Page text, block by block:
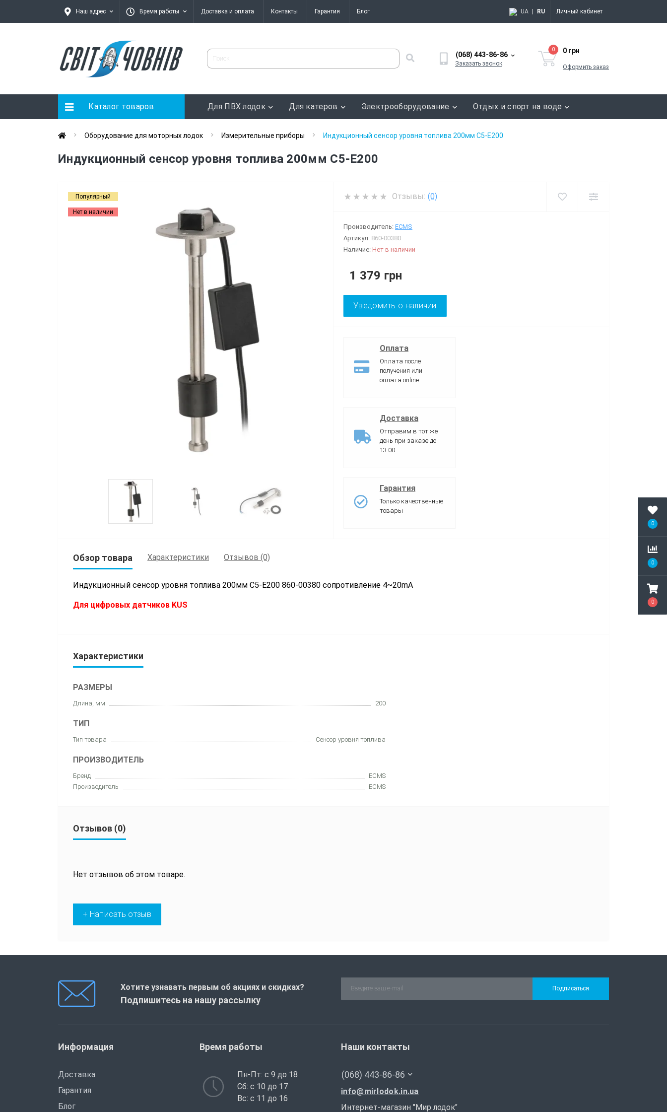
0
0
0
Наш адрес Время работы Доставка и оплата Контакты Гарантия Блог UA RU Личный кабинет
(068) 443-86-86
Заказать звонок
0 0 грн
Оформить заказ
Каталог товаров Для ПВХ лодок Для катеров Электрооборудование Отдых и спорт на воде
Оборудование для моторных лодок Измерительные приборы Индукционный сенсор уровня топлива 200мм C5-E200
Индукционный сенсор уровня топлива 200мм C5-E200
Популярный
Нет в наличии
Отзывы: (0)
Производитель: ECMS
Артикул: 860-00380
Наличие: Нет в наличии
1 379 грн
Уведомить о наличии
Оплата
Оплата после
получения или
оплата online
Доставка
Отправим в тот же
день при заказе до
13:00
Гарантия
Только качественные
товары
Обзор товара Характеристики Отзывов (0)
Индукционный сенсор уровня топлива 200мм C5-E200 860-00380 сопротивление 4~20mA
Для цифровых датчиков KUS
Характеристики
РАЗМЕРЫ
Длина, мм 200
ТИП
Тип товара Сенсор уровня топлива
ПРОИЗВОДИТЕЛЬ
Бренд
ECMS
Производитель
ECMS
Отзывов (0)
Нет отзывов об этом товаре.
+ Написать отзыв
Хотите узнавать первым об акциях и скидках?
Подпишитесь на нашу рассылку
Подписаться
Информация
Доставка
Гарантия
Блог
Время работы
Пн-Пт: с 9 до 18
Сб: с 10 до 17
Вс: с 11 до 16
Наши контакты
(068) 443-86-86
info@mirlodok.in.ua
Интернет-магазин "Мир лодок"